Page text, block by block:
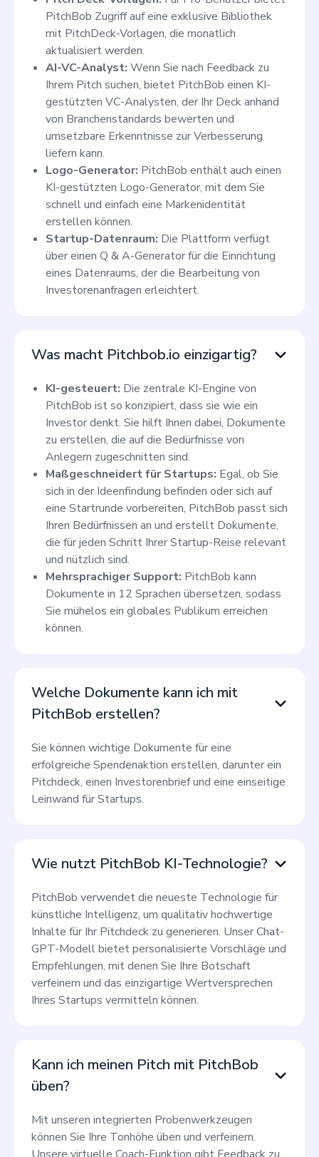
PitchBob Zugriff auf eine exklusive Bibliothek
mit PitchDeck-Vorlagen, die monatlich
aktualisiert werden.
AI-VC-Analyst: Wenn Sie nach Feedback zu
Ihrem Pitch suchen, bietet PitchBob einen KI-
gestützten VC-Analysten, der Ihr Deck anhand
von Branchenstandards bewerten und
umsetzbare Erkenntnisse zur Verbesserung
liefern kann.
Logo-Generator: PitchBob enthält auch einen
KI-gestützten Logo-Generator, mit dem Sie
schnell und einfach eine Markenidentität
erstellen können.
Startup-Datenraum: Die Plattform verfügt
über einen Q & A-Generator für die Einrichtung
eines Datenraums, der die Bearbeitung von
Investorenanfragen erleichtert.
Was macht Pitchbob.io einzigartig?
KI-gesteuert: Die zentrale KI-Engine von
PitchBob ist so konzipiert, dass sie wie ein
Investor denkt. Sie hilft Ihnen dabei, Dokumente
zu erstellen, die auf die Bedürfnisse von
Anlegern zugeschnitten sind.
Maßgeschneidert für Startups: Egal, ob Sie
sich in der Ideenfindung befinden oder sich auf
eine Startrunde vorbereiten, PitchBob passt sich
Ihren Bedürfnissen an und erstellt Dokumente,
die für jeden Schritt Ihrer Startup-Reise relevant
und nützlich sind.
Mehrsprachiger Support: PitchBob kann
Dokumente in 12 Sprachen übersetzen, sodass
Sie mühelos ein globales Publikum erreichen
können.
Welche Dokumente kann ich mit
PitchBob erstellen?
Sie können wichtige Dokumente für eine
erfolgreiche Spendenaktion erstellen, darunter ein
Pitchdeck, einen Investorenbrief und eine einseitige
Leinwand für Startups.
Wie nutzt PitchBob KI-Technologie?
PitchBob verwendet die neueste Technologie für
künstliche Intelligenz, um qualitativ hochwertige
Inhalte für Ihr Pitchdeck zu generieren. Unser Chat-
GPT-Modell bietet personalisierte Vorschläge und
Empfehlungen, mit denen Sie Ihre Botschaft
verfeinern und das einzigartige Wertversprechen
Ihres Startups vermitteln können.
Kann ich meinen Pitch mit PitchBob
üben?
Mit unseren integrierten Probenwerkzeugen
können Sie Ihre Tonhöhe üben und verfeinern.